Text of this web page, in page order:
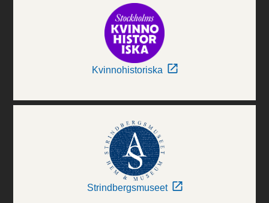
Kvinnohistoriska
Strindbergsmuseet